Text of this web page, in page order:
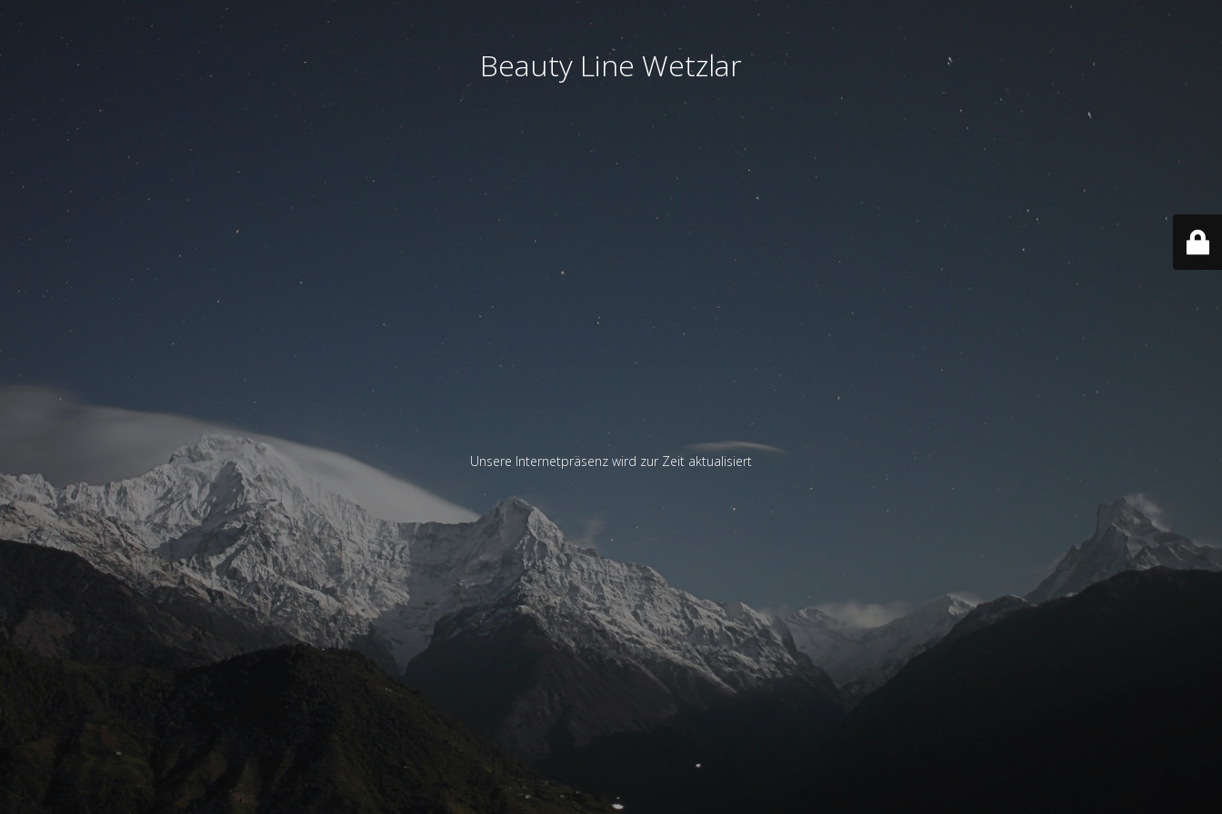
Beauty Line Wetzlar
Unsere Internetpräsenz wird zur Zeit aktualisiert